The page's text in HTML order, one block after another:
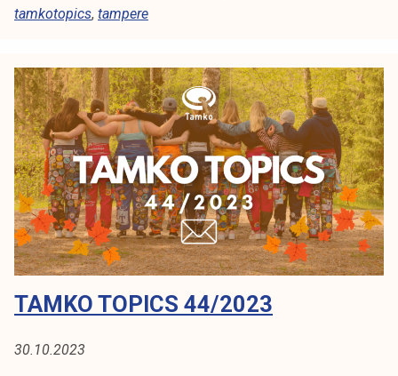
o
p
i
c
s
1
0
/
2
0
2
4
tamkotopics, tampere
TAMKO TOPICS 44/2023
30.10.2023